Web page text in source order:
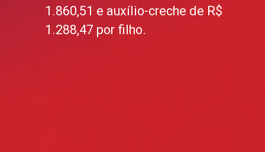
1.860,51 e auxílio-creche de R$
1.288,47 por filho.